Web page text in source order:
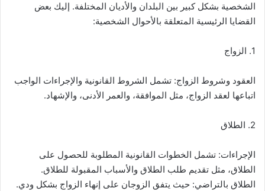
الشخصية بشكل كبير بين البلدان والأديان المختلفة. إليك بعض
القضايا الرئيسية المتعلقة بالأحوال الشخصية:
1. الزواج
العقود وشروط الزواج: تشمل الشروط القانونية والإجراءات الواجب
اتباعها لعقد الزواج، مثل الموافقة، والعمر الأدنى، والإشهاد.
2. الطلاق
الإجراءات: تشمل الخطوات القانونية المطلوبة للحصول على
الطلاق، مثل تقديم طلب الطلاق والأسباب المقبولة للطلاق.
الطلاق بالتراضي: حيث يتفق الزوجان على إنهاء الزواج بشكل ودي.